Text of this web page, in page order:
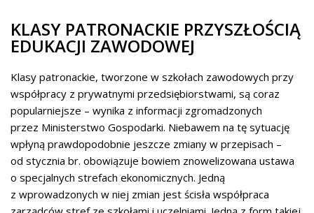
KLASY PATRONACKIE PRZYSZŁOŚCIĄ
EDUKACJI ZAWODOWEJ
Klasy patronackie, tworzone w szkołach zawodowych przy
współpracy z prywatnymi przedsiębiorstwami, są coraz
popularniejsze – wynika z informacji zgromadzonych
przez Ministerstwo Gospodarki. Niebawem na tę sytuację
wpłyną prawdopodobnie jeszcze zmiany w przepisach –
od stycznia br. obowiązuje bowiem znowelizowana ustawa
o specjalnych strefach ekonomicznych. Jedną
z wprowadzonych w niej zmian jest ścisła współpraca